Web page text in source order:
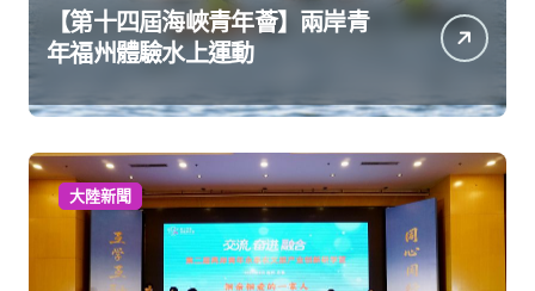
【第十四屆海峽青年薈】兩岸青
年福州體驗水上運動
大陸新聞